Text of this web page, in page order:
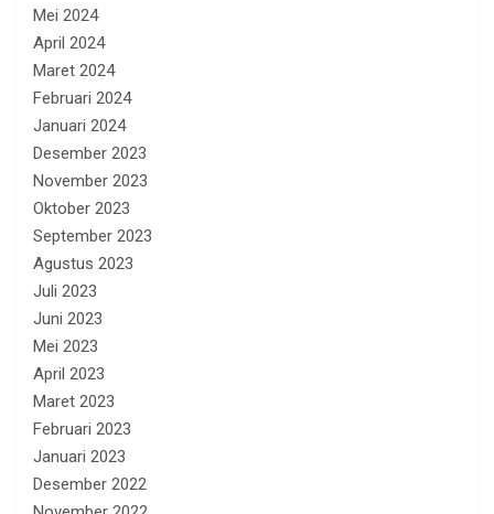
Mei 2024
April 2024
Maret 2024
Februari 2024
Januari 2024
Desember 2023
November 2023
Oktober 2023
September 2023
Agustus 2023
Juli 2023
Juni 2023
Mei 2023
April 2023
Maret 2023
Februari 2023
Januari 2023
Desember 2022